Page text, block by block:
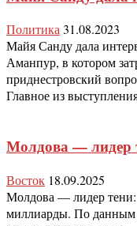
Политика31.08.2023
Майя Санду дала
Аманпур, в котором
приднестровский
Главное из
Молдова — лидер
Восток 18.09.2025
Молдова — лидер тени:
миллиарды. По данным